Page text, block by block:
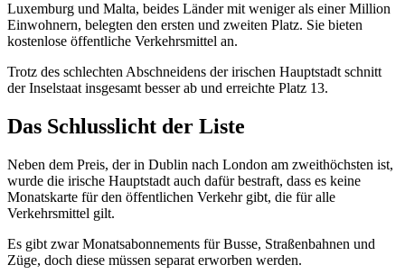
Luxemburg und Malta, beides Länder mit weniger als einer Million
Einwohnern, belegten den ersten und zweiten Platz. Sie bieten
kostenlose öffentliche Verkehrsmittel an.
Trotz des schlechten Abschneidens der irischen Hauptstadt schnitt
der Inselstaat insgesamt besser ab und erreichte Platz 13.
Das Schlusslicht der Liste
Neben dem Preis, der in Dublin nach London am zweithöchsten ist,
wurde die irische Hauptstadt auch dafür bestraft, dass es keine
Monatskarte für den öffentlichen Verkehr gibt, die für alle
Verkehrsmittel gilt.
Es gibt zwar Monatsabonnements für Busse, Straßenbahnen und
Züge, doch diese müssen separat erworben werden.